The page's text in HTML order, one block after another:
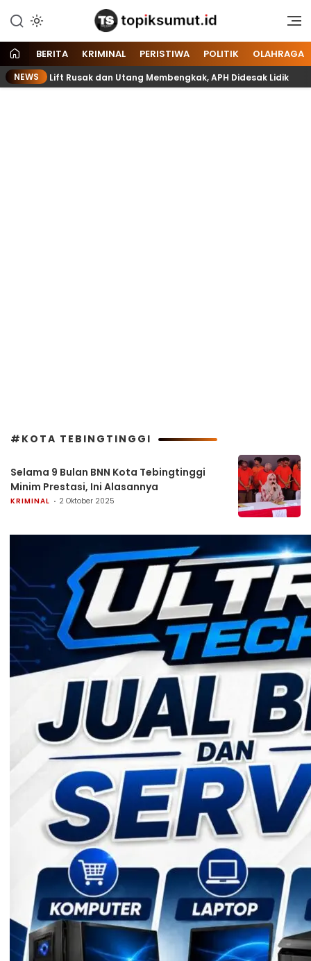
Topik Sumut
Memberitakan Seputar
dan Nasional
BERITA KRIMINAL PERISTIWA POLITIK OLAHRAGA
NEWSLift Rusak dan Utang Membengkak, APH Didesak Lidik
#KOTA TEBINGTINGGI
Selama 9 Bulan BNN Kota Tebingtinggi
Minim Prestasi, Ini Alasannya
KRIMINAL 2 Oktober 2025